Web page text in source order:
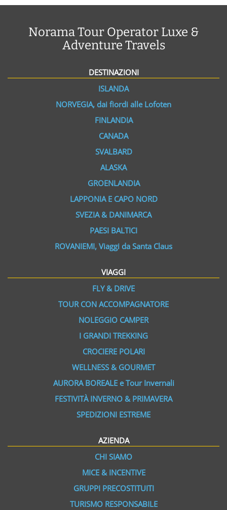
Norama Tour Operator Luxe &
Adventure Travels
DESTINAZIONI
ISLANDA
NORVEGIA, dai fiordi alle Lofoten
FINLANDIA
CANADA
SVALBARD
ALASKA
GROENLANDIA
LAPPONIA E CAPO NORD
SVEZIA & DANIMARCA
PAESI BALTICI
ROVANIEMI, Viaggi da Santa Claus
VIAGGI
FLY & DRIVE
TOUR CON ACCOMPAGNATORE
NOLEGGIO CAMPER
I GRANDI TREKKING
CROCIERE POLARI
WELLNESS & GOURMET
AURORA BOREALE e Tour Invernali
FESTIVITÀ INVERNO & PRIMAVERA
SPEDIZIONI ESTREME
AZIENDA
CHI SIAMO
MICE & INCENTIVE
GRUPPI PRECOSTITUITI
TURISMO RESPONSABILE